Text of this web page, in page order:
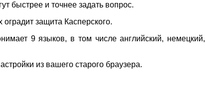
быстрее и точнее задать вопрос.
защита Касперского.
9 языков, в том числе английский, немецкий,
из вашего старого браузера.